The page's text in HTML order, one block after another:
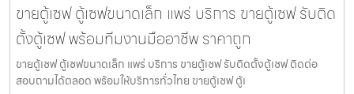
ขายตู้เซฟ ตู้เซฟขนาดเล็ก แพร่ บริการ ขายตู้เซฟ รับติด
ตั้งตู้เซฟ พร้อมทีมงานมืออาชีพ ราคาถูก
ขายตู้เซฟ ตู้เซฟขนาดเล็ก แพร่ บริการ ขายตู้เซฟ รับติดตั้งตู้เซฟ ติดต่อ
สอบถามได้ตลอด พร้อมให้บริการทั่วไทย ขายตู้เซฟ ตู้เ